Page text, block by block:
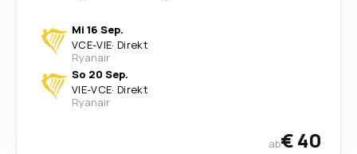
Mi 16 Sep.
VCE-VIE· Direkt
Ryanair
So 20 Sep.
VIE-VCE· Direkt
Ryanair
ab€ 40